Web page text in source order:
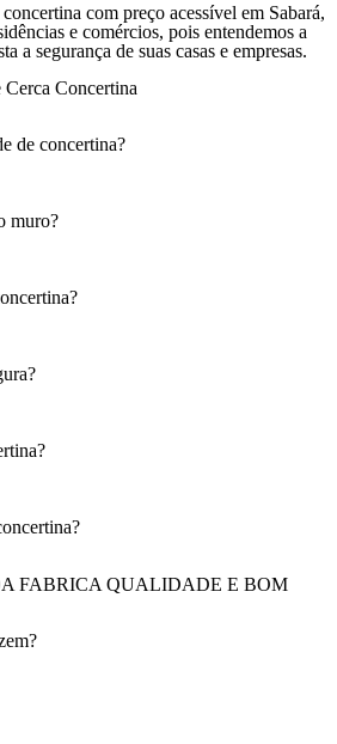
com preço acessível em Sabará,
e comércios, pois entendemos a
a segurança de suas casas e empresas.
Concertina
de concertina?
muro?
FABRICA QUALIDADE E BOM